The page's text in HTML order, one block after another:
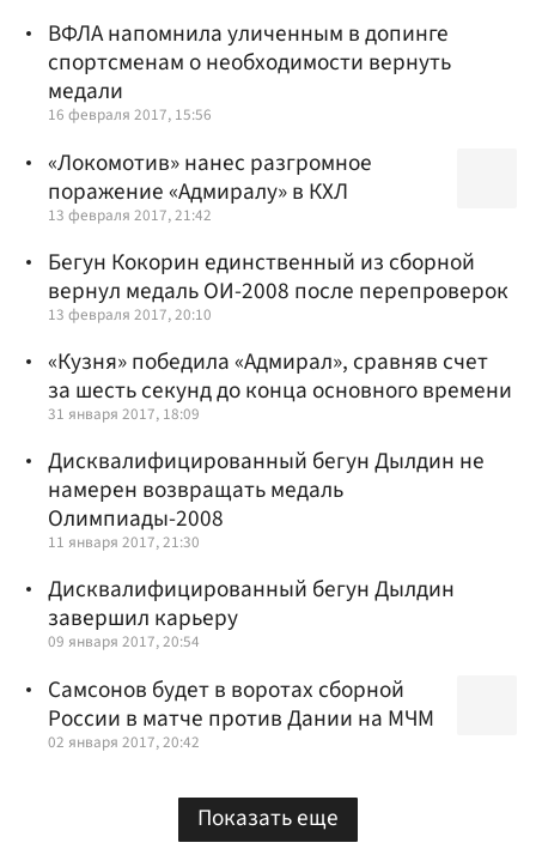
ВФЛА напомнила уличенным в допинге
спортсменам о необходимости вернуть
медали
16 февраля 2017, 15:56
«Локомотив» нанес разгромное
поражение «Адмиралу» в КХЛ
13 февраля 2017, 21:42
Бегун Кокорин единственный из сборной
вернул медаль ОИ-2008 после перепроверок
13 февраля 2017, 20:10
«Кузня» победила «Адмирал», сравняв счет
за шесть секунд до конца основного времени
31 января 2017, 18:09
Дисквалифицированный бегун Дылдин не
намерен возвращать медаль
Олимпиады-2008
11 января 2017, 21:30
Дисквалифицированный бегун Дылдин
завершил карьеру
09 января 2017, 20:54
Самсонов будет в воротах сборной
России в матче против Дании на МЧМ
02 января 2017, 20:42
Показать еще